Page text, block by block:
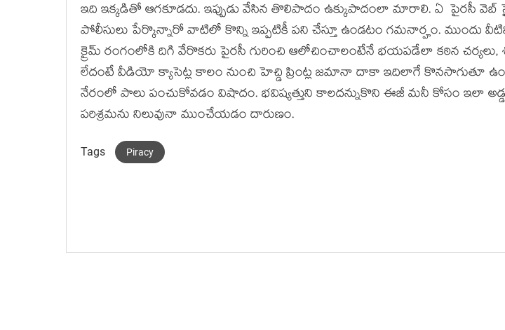
ఇది ఇక్కడితో ఆగకూడదు. ఇప్పుడు వేసిన తొలిపాదం ఉక్కుపాదంలా మారాలి. ఏ పైరసీ
పోలీసులు పేర్కొన్నారో వాటిలో కొన్ని ఇప్పటికీ పని చేస్తూ ఉండటం గమనార్హం. ముందు
క్రైమ్ రంగంలోకి దిగి వేరొకరు పైరసీ గురించి ఆలోచించాలంటేనే భయపడేలా కఠిన చర్యలు,
లేదంటే వీడియో క్యాసెట్ల కాలం నుంచి హెచ్డి ప్రింట్ల జమానా దాకా ఇదిలాగే కొనసాగుతూ
నేరంలో పాలు పంచుకోవడం విషాదం. భవిష్యత్తుని కాలదన్నుకొని ఈజీ మనీ కోసం ఇలా
పరిశ్రమను నిలువునా ముంచేయడం దారుణం.
Tags Piracy